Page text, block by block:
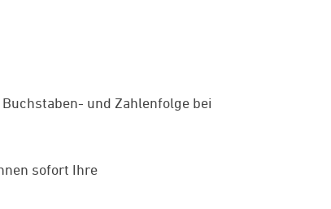
und Zahlenfolge bei
sofort Ihre